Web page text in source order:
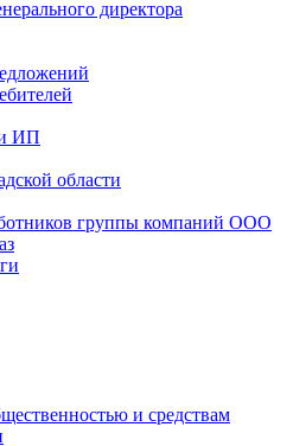
директора
ИП
области
группы компаний ООО
и средствам